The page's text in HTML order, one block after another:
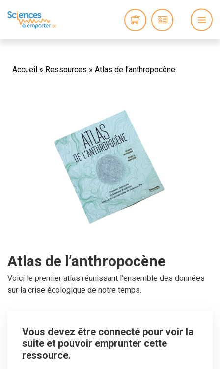
Accueil » Ressources » Atlas de l’anthropocène
Atlas de l’anthropocène
Voici le premier atlas réunissant l’ensemble des données
sur la crise écologique de notre temps.
Vous devez être connecté pour voir la
suite et pouvoir emprunter cette
ressource.